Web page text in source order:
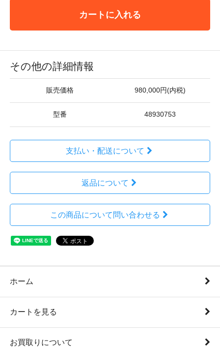
カートに入れる
その他の詳細情報
販売価格 980,000円(内税)
型番 48930753
支払い・配送について
返品について
この商品について問い合わせる
ホーム
カートを見る
お買取りについて